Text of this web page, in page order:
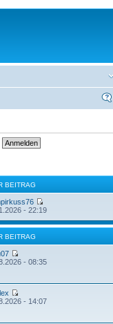
BEITRAG
- 22:19
BEITRAG
- 08:35
- 14:07